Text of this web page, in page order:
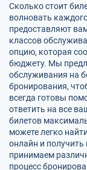
Сколько стоит
волновать
предоставляют
классов
опцию, которая
бюджету. Мы
обслуживания на
бронирования,
всегда готовы
ответить на все
билетов
можете легко
онлайн и
принимаем
процесс